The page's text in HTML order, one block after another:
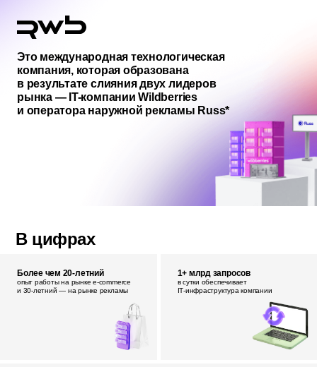
Это международная технологическая
компания, которая образована
в результате слияния двух лидеров
рынка — IT-компании Wildberries
и оператора наружной рекламы Russ*
В цифрах
Более чем 20-летний
опыт работы на рынке e‑commerce
и 30‑летний — на рынке рекламы
1+ млрд запросов
в сутки обеспечивает
IT‑инфраструктура компании